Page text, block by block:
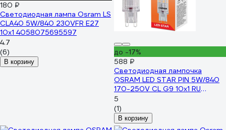
180 ₽
Светодиодная лампа Osram LS
CLA40 5W/840 230VFR E27
10x1 4058075695597
4.7
(6)
В корзину
до -17%
588 ₽
Светодиодная лампочка
OSRAM LED STAR PIN 5W/840
170-250V CL G9 10x1 RU
4099854323744
5
(1)
В корзину